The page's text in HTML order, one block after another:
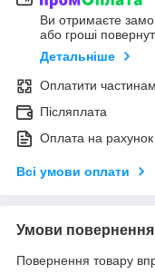
Ви отримаєте
або гроші
Детальніше
Оплатити
Післяплата
Оплата на рахунок
Всі умови оплати
Умови повернення
Повернення товару